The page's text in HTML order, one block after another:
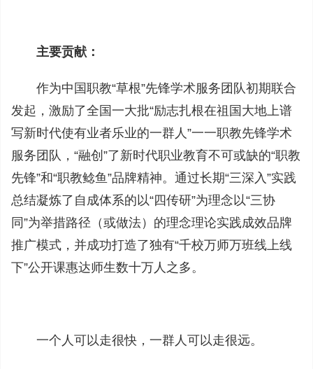
主要贡献：
作为中国职教“草根”先锋学术服务团队初期联合
发起，激励了全国一大批“励志扎根在祖国大地上谱
写新时代使有业者乐业的一群人”一一职教先锋学术
服务团队，“融创”了新时代职业教育不可或缺的“职教
先锋”和“职教鲶鱼”品牌精神。通过长期“三深入”实践
总结凝炼了自成体系的以“四传研”为理念以“三协
同”为举措路径（或做法）的理念理论实践成效品牌
推广模式，并成功打造了独有“千校万师万班线上线
下”公开课惠达师生数十万人之多。
一个人可以走很快，一群人可以走很远。